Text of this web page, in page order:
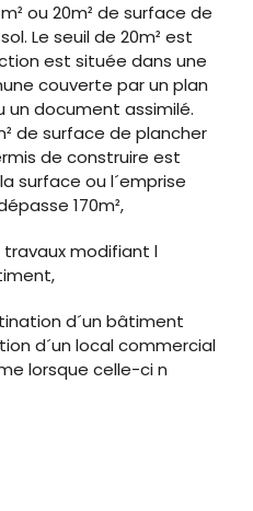
ou 20m² de surface de
Le seuil de 20m² est
est située dans une
couverte par un plan
un document assimilé.
de surface de plancher
de construire est
surface ou l´emprise
170m²,
modifiant l
d´un bâtiment
d´un local commercial
lorsque celle-ci n